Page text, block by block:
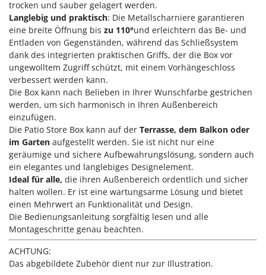
Kompressoren für Ernte und Baumschnitt
Kreiseleggen
Küchenreiben - elektrisch
Kükenaufzuchtboxen
L
Laderampe aus Aluminium
Laubsauger - Laubbläser
Laubsauger auf Rädern
Luftentfeuchter
Luftkühler
M
Mähroboter
Maisentkörnungsmaschinen
Manuelle Heckenscheren
Mehrzweck-Sauggeräte
Effeuno
Einhell
Elegen
Energy Gruppi
Enotecnica Pillan
Eschenfelder
EuroMech
Eurosystems
F
FAC
Fama Industrie
Famag
Famur
FARMER
FBC
trocken und sauber gelagert werden.
Langlebig und praktisch: Die Metallscharniere garantieren
eine breite Öffnung bis zu 110°und erleichtern das Be- und
Entladen von Gegenständen, während das Schließsystem
dank des integrierten praktischen Griffs, der die Box vor
ungewolltem Zugriff schützt, mit einem Vorhängeschloss
verbessert werden kann.
Die Box kann nach Belieben in Ihrer Wunschfarbe gestrichen
werden, um sich harmonisch in Ihren Außenbereich
einzufügen.
Die Patio Store Box kann auf der Terrasse, dem Balkon oder
im Garten aufgestellt werden. Sie ist nicht nur eine
geräumige und sichere Aufbewahrungslösung, sondern auch
ein elegantes und langlebiges Designelement.
Ideal für alle, die ihren Außenbereich ordentlich und sicher
halten wollen. Er ist eine wartungsarme Lösung und bietet
einen Mehrwert an Funktionalität und Design.
Die Bedienungsanleitung sorgfältig lesen und alle
Montageschritte genau beachten.
ACHTUNG:
Das abgebildete Zubehör dient nur zur Illustration.